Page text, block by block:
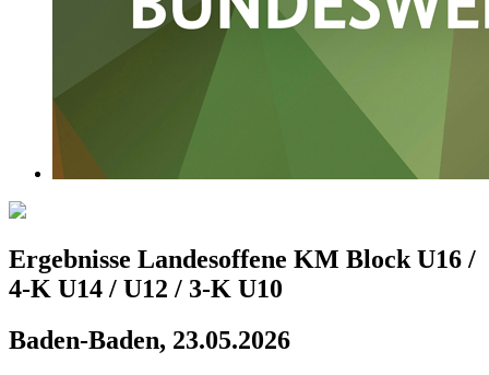
Ergebnisse Landesoffene KM Block U16 /
4-K U14 / U12 / 3-K U10
Baden-Baden, 23.05.2026